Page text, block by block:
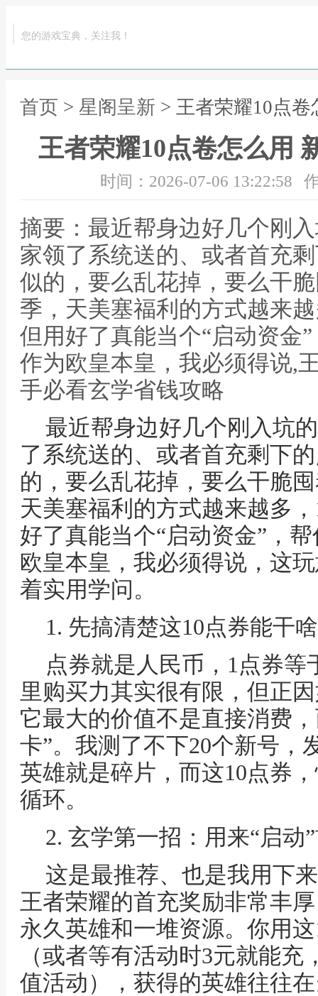
您的游戏宝典，关注我！
首页 > 星阁呈新 > 王者荣耀10点
王者荣耀10点卷怎么用
时间：2026-07-06 13:22:58
摘要：最近帮身边好几个刚
家领了系统送的、或者首充
似的，要么乱花掉，要么干
季，天美塞福利的方式越来
但用好了真能当个“启动资金
作为欧皇本皇，我必须得说,
手必看玄学省钱攻略
最近帮身边好几个刚入坑
了系统送的、或者首充剩下
的，要么乱花掉，要么干脆
天美塞福利的方式越来越多
好了真能当个“启动资金”，
欧皇本皇，我必须得说，这
着实用学问。
1. 先搞清楚这10点券能干啥
点券就是人民币，1点券等
里购买力其实很有限，但正
它最大的价值不是直接消费
卡”。我测了不下20个新号，
英雄就是碎片，而这10点券
循环。
2. 玄学第一招：用来“启动
这是最推荐、也是我用下
王者荣耀的首充奖励非常丰
永久英雄和一堆资源。你用
（或者等有活动时3元就能
值活动），获得的英雄往往